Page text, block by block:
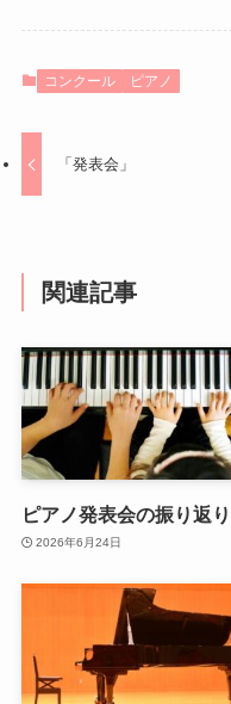
コンクール ピアノ
「発表会」
関連記事
ピアノ発表会の振り返り
2026年6月24日